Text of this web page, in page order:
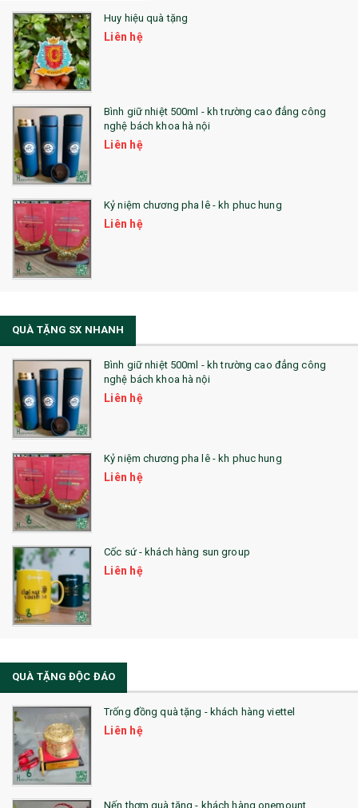
Huy hiệu quà tặng
Liên hệ
Bình giữ nhiệt 500ml - kh trường cao đẳng công
nghệ bách khoa hà nội
Liên hệ
Kỷ niệm chương pha lê - kh phuc hung
Liên hệ
QUÀ TẶNG SX NHANH
Bình giữ nhiệt 500ml - kh trường cao đẳng công
nghệ bách khoa hà nội
Liên hệ
Kỷ niệm chương pha lê - kh phuc hung
Liên hệ
Cốc sứ - khách hàng sun group
Liên hệ
QUÀ TẶNG ĐỘC ĐÁO
Trống đồng quà tặng - khách hàng viettel
Liên hệ
Nến thơm quà tặng - khách hàng onemount